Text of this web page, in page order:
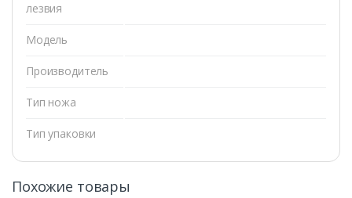
лезвия
Модель
Производитель
Тип ножа
Тип упаковки
Похожие товары